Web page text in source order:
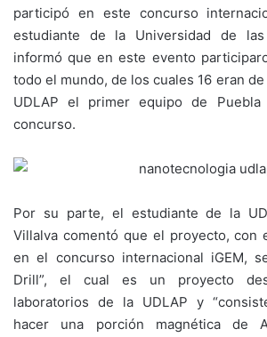
participó en este concurso
estudiante de la Universidad de las
informó que en este evento
todo el mundo, de los cuales 16 eran
UDLAP el primer equipo de
concurso.
Por su parte, el estudiante de la
Villalva comentó que el proyecto, con
en el concurso internacional iGEM,
Drill”, el cual es un proyecto
laboratorios de la UDLAP y
hacer una porción magnética de